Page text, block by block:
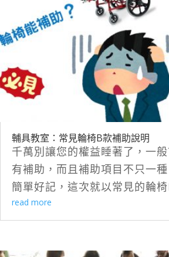
輔具教室：常見輪椅B款補助說明
千萬別讓您的權益睡著了，一
有補助，而且補助項目不只一
簡單好記，這次就以常見的輪椅
read more